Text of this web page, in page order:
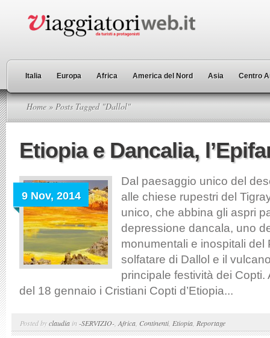
Italia Europa Africa America del Nord Asia Centro
Home » Posts Tagged "Dallol"
Etiopia e Dancalia,
9 Nov, 2014
Dal paesaggio unico del
alle chiese rupestri del
unico, che abbina gli aspri
depressione dancala, uno
monumentali e inospitali del
solfatare di Dallol e il
principale festività dei Copti.
del 18 gennaio i Cristiani Copti d’Etiopia...
Posted byclaudia in -SERVIZIO- Africa Continenti, Etiopia Reportage